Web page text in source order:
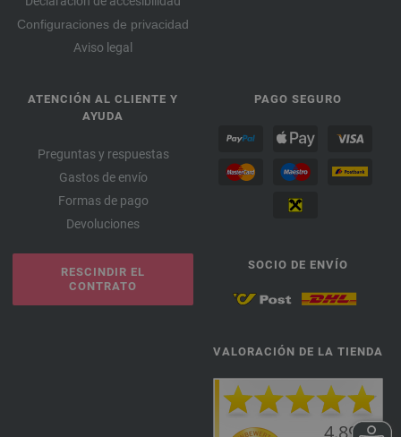
Configuraciones de privacidad
Aviso legal
ATENCIÓN AL CLIENTE Y
AYUDA
Preguntas y respuestas
Gastos de envío
Formas de pago
Devoluciones
RESCINDIR EL
CONTRATO
PAGO SEGURO
SOCIO DE ENVÍO
VALORACIÓN DE LA TIENDA